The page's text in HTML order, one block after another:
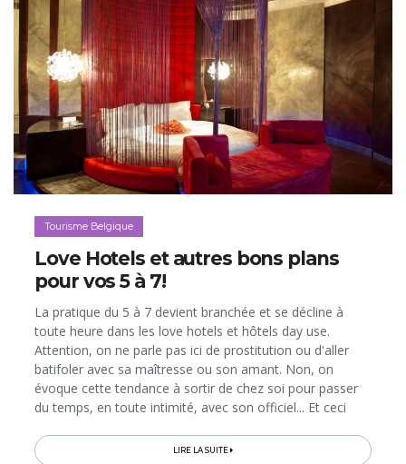
Tourisme Belgique
Love Hotels et autres bons plans
pour vos 5 à 7!
La pratique du 5 à 7 devient branchée et se décline à
toute heure dans les love hotels et hôtels day use.
Attention, on ne parle pas ici de prostitution ou d'aller
batifoler avec sa maîtresse ou son amant. Non, on
évoque cette tendance à sortir de chez soi pour passer
du temps, en toute intimité, avec son officiel... Et ceci
pour...
LIRE LA SUITE